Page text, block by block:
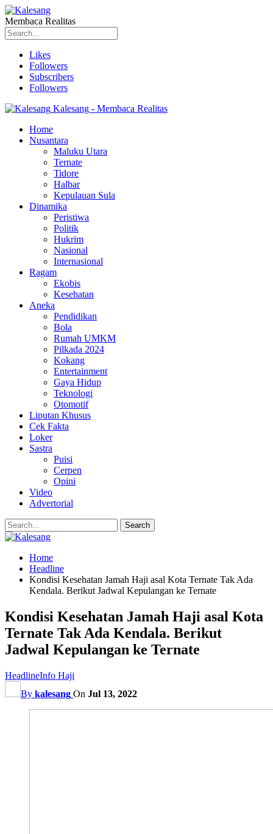
Membaca Realitas
Likes
Followers
Subscribers
Followers
Kalesang - Membaca Realitas
Home
Nusantara
Maluku Utara
Ternate
Tidore
Halbar
Kepulauan Sula
Dinamika
Peristiwa
Politik
Hukrim
Nasional
Internasional
Ragam
Ekobis
Kesehatan
Aneka
Pendidikan
Bola
Rumah UMKM
Pilkada 2024
Kokang
Entertainment
Gaya Hidup
Teknologi
Otomotif
Liputan Khusus
Cek Fakta
Loker
Sastra
Puisi
Cerpen
Opini
Video
Advertorial
Home
Headline
Kondisi Kesehatan Jamah Haji asal Kota Ternate Tak Ada
Kendala. Berikut Jadwal Kepulangan ke Ternate
Kondisi Kesehatan Jamah Haji asal Kota
Ternate Tak Ada Kendala. Berikut
Jadwal Kepulangan ke Ternate
HeadlineInfo Haji
By kalesang On Jul 13, 2022